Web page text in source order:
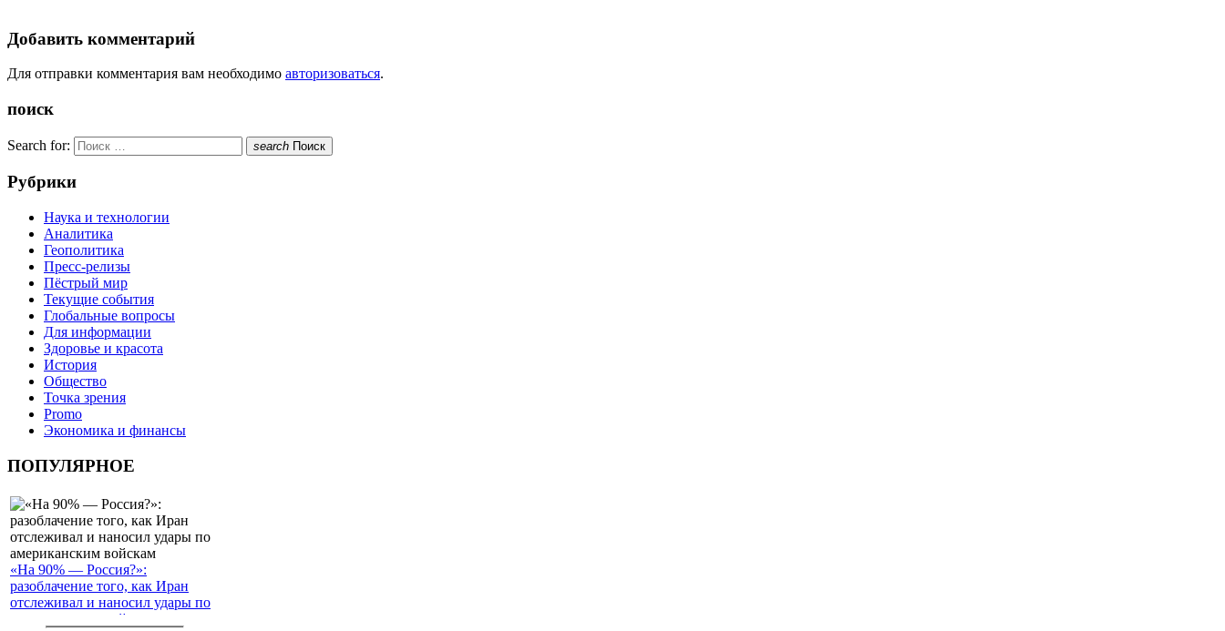
Добавить комментарий
Для отправки комментария вам необходимо авторизоваться.
поиск
Search for: search Поиск
Рубрики
Наука и технологии
Аналитика
Геополитика
Пресс-релизы
Пёстрый мир
Текущие события
Глобальные вопросы
Для информации
Здоровье и красота
История
Общество
Точка зрения
Promo
Экономика и финансы
ПОПУЛЯРНОЕ
«На 90% — Россия?»:
разоблачение того, как Иран
отслеживал и наносил удары по
американским войскам